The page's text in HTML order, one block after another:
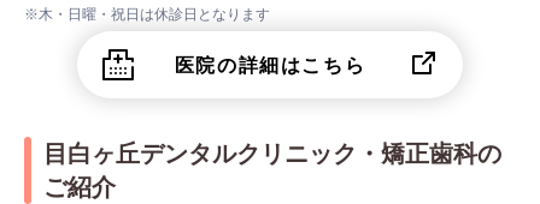
※木・日曜・祝日は休診日となります
医院の詳細はこちら
目白ヶ丘デンタルクリニック・矯正歯科の
ご紹介